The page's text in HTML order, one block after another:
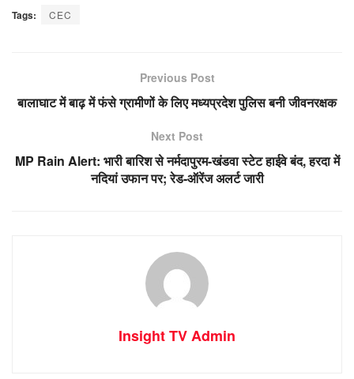
Tags: CEC
Previous Post
बालाघाट में बाढ़ में फंसे ग्रामीणों के लिए मध्यप्रदेश पुलिस बनी जीवनरक्षक
Next Post
MP Rain Alert: भारी बारिश से नर्मदापुरम-खंडवा स्टेट हाईवे बंद, हरदा में
नदियां उफान पर; रेड-ऑरेंज अलर्ट जारी
Insight TV Admin